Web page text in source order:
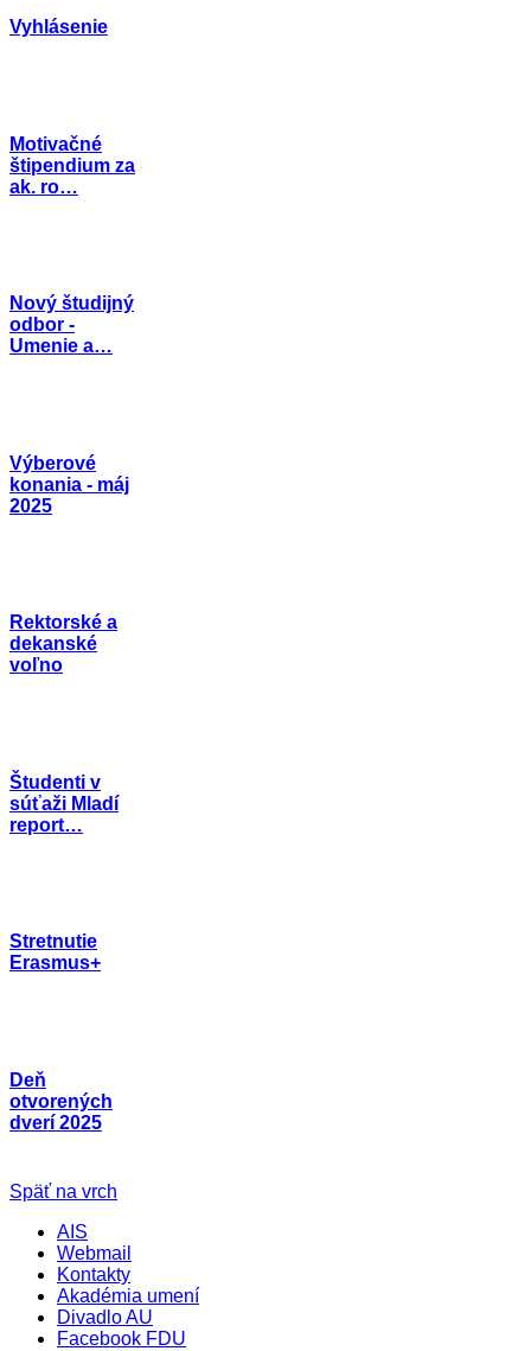
Vyhlásenie
Motivačné
štipendium za
ak. ro…
Nový študijný
odbor -
Umenie a…
Výberové
konania - máj
2025
Rektorské a
dekanské
voľno
Študenti v
súťaži Mladí
report…
Stretnutie
Erasmus+
Deň
otvorených
dverí 2025
Späť na vrch
AIS
Webmail
Kontakty
Akadémia umení
Divadlo AU
Facebook FDU